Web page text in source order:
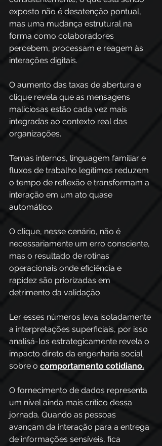
exposto não é desatenção pontual,
mas uma mudança estrutural na
forma como colaboradores
percebem, processam e reagem às
interações digitais.
O aumento das taxas de abertura e
clique revela que as mensagens
maliciosas estão cada vez mais
integradas ao contexto real das
organizações.
Temas internos, linguagem familiar e
fluxos de trabalho legítimos reduzem
o tempo de reflexão e transformam a
interação em um ato quase
automático.
O clique, nesse cenário, não é
necessariamente um erro consciente,
mas o resultado de rotinas
operacionais onde eficiência e
rapidez são priorizadas em
detrimento da validação.
Ler esses números leva isoladamente
a interpretações superficiais, por isso
analisá-los estrategicamente revela o
impacto direto da engenharia social
sobre o comportamento cotidiano.
O fornecimento de dados representa
um nível ainda mais crítico dessa
jornada. Quando as pessoas
avançam da interação para a entrega
de informações sensíveis, fica